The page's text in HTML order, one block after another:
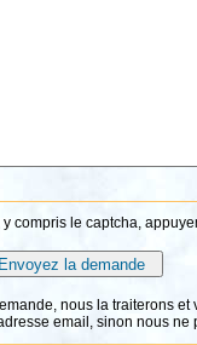
compris le captcha,
nous la traiterons et
email, sinon nous